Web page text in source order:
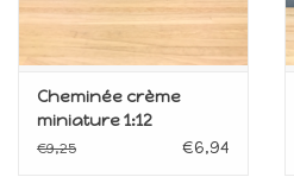
Cheminée crème
miniature 1:12
€9,25 €6,94